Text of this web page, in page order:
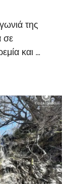
της
σε
και ...